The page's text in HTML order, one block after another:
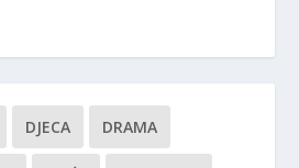
DJECA DRAMA